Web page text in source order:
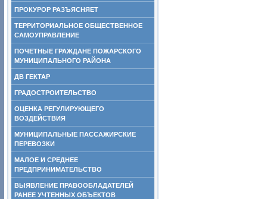
ПРОКУРОР РАЗЪЯСНЯЕТ
ТЕРРИТОРИАЛЬНОЕ ОБЩЕСТВЕННОЕ
САМОУПРАВЛЕНИЕ
ПОЧЕТНЫЕ ГРАЖДАНЕ ПОЖАРСКОГО
МУНИЦИПАЛЬНОГО РАЙОНА
ДВ ГЕКТАР
ГРАДОСТРОИТЕЛЬСТВО
ОЦЕНКА РЕГУЛИРУЮЩЕГО
ВОЗДЕЙСТВИЯ
МУНИЦИПАЛЬНЫЕ ПАССАЖИРСКИЕ
ПЕРЕВОЗКИ
МАЛОЕ И СРЕДНЕЕ
ПРЕДПРИНИМАТЕЛЬСТВО
ВЫЯВЛЕНИЕ ПРАВООБЛАДАТЕЛЕЙ
РАНЕЕ УЧТЕННЫХ ОБЪЕКТОВ